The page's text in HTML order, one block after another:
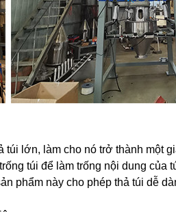
túi lớn, làm cho nó trở thành một
túi để làm trống nội dung của
phẩm này cho phép thả túi dễ